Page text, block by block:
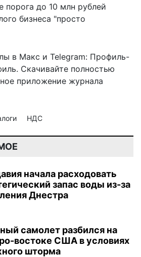
порога до 10 млн рублей
бизнеса "просто
в Макс и Telegram: Профиль-
. Скачивайте полностью
приложение журнала
НДС
начала расходовать
запас воды из-за
Днестра
самолет разбился на
востоке США в условиях
шторма